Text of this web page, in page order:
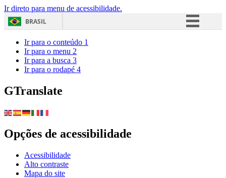
Ir direto para menu de acessibilidade.
BRASIL
Ir para o conteúdo 1
Ir para o menu 2
Ir para a busca 3
Ir para o rodapé 4
GTranslate
Opções de acessibilidade
Acessibilidade
Alto contraste
Mapa do site